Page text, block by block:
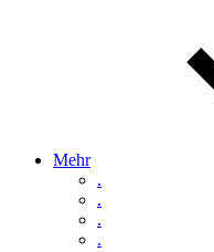
Mehr
.
.
.
.